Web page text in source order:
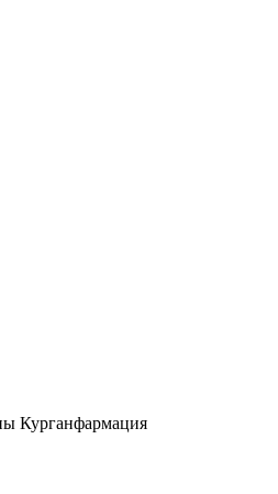
Курганфармация